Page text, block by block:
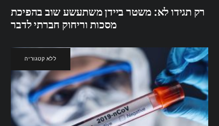
רק תגידו לא: משטר ביידן משתעשע שוב בהפיכת
מסכות וריחוק חברתי לדבר
ללא קטגוריה